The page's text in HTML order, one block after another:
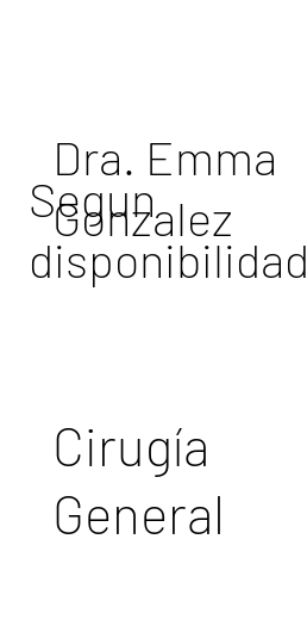
Segun
disponibilidad
Dra. Emma
Gonzalez
Cirugía
General